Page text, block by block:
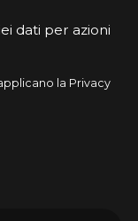
dati per azioni
la Privacy